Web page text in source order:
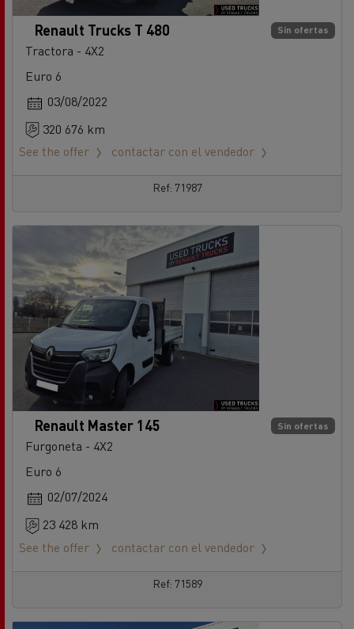
Sin ofertas
Renault Trucks T 480
Tractora - 4X2
Euro 6
03/08/2022
320 676 km
See the offer
contactar con el vendedor
Ref: 71987
Sin ofertas
Renault Master 145
Furgoneta - 4X2
Euro 6
02/07/2024
23 428 km
See the offer
contactar con el vendedor
Ref: 71589